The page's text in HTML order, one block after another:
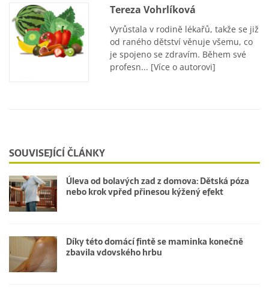
Tereza Vohrlíková
Vyrůstala v rodině lékařů, takže se již
od raného dětství věnuje všemu, co
je spojeno se zdravím. Během své
profesn... [Více o autorovi]
SOUVISEJÍCÍ ČLÁNKY
Úleva od bolavých zad z domova: Dětská póza
nebo krok vpřed přinesou kýžený efekt
Díky této domácí fintě se maminka konečně
zbavila vdovského hrbu